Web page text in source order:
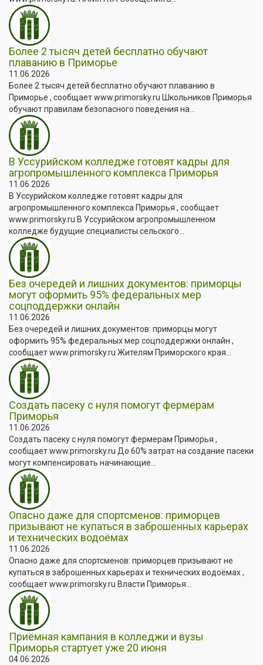
Более 2 тысяч детей бесплатно обучают
плаванию в Приморье
11.06.2026
Более 2 тысяч детей бесплатно обучают плаванию в
Приморье , сообщает www.primorsky.ru Школьников Приморья
обучают правилам безопасного поведения на...
В Уссурийском колледже готовят кадры для
агропромышленного комплекса Приморья
11.06.2026
В Уссурийском колледже готовят кадры для
агропромышленного комплекса Приморья , сообщает
www.primorsky.ru В Уссурийском агропромышленном
колледже будущие специалисты сельского...
Без очередей и лишних документов: приморцы
могут оформить 95% федеральных мер
соцподдержки онлайн
11.06.2026
Без очередей и лишних документов: приморцы могут
оформить 95% федеральных мер соцподдержки онлайн ,
сообщает www.primorsky.ru Жителям Приморского края...
Создать пасеку с нуля помогут фермерам
Приморья
11.06.2026
Создать пасеку с нуля помогут фермерам Приморья ,
сообщает www.primorsky.ru До 60% затрат на создание пасеки
могут компенсировать начинающие...
Опасно даже для спортсменов: приморцев
призывают не купаться в заброшенных карьерах
и технических водоёмах
11.06.2026
Опасно даже для спортсменов: приморцев призывают не
купаться в заброшенных карьерах и технических водоёмах ,
сообщает www.primorsky.ru Власти Приморья...
Приёмная кампания в колледжи и вузы
Приморья стартует уже 20 июня
04.06.2026